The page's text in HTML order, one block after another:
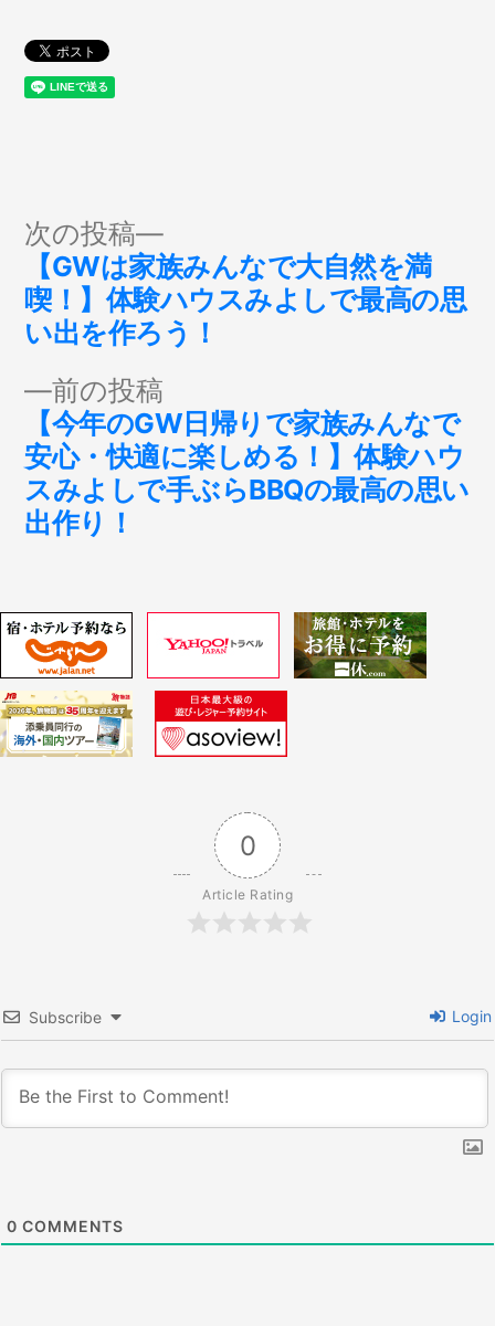
投
稿
ナ
ビ
ゲ
ー
ョ
ン
前の投稿
の
投
稿:
【今年のGW日帰りで家族みんなで
安心・快適に楽しめる！】体験ハウ
スみよしで手ぶらBBQの最高の思い
出作り！
次の投稿
次
の
投
稿:
【GWは家族みんなで大自然を満
喫！】体験ハウスみよしで最高の思
い出を作ろう！
0
Article Rating
Subscribe Login
0 COMMENTS